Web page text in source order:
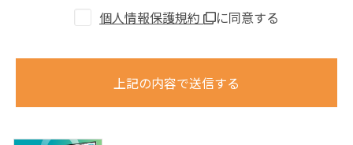
個人情報保護規約 に同意する
上記の内容で送信する